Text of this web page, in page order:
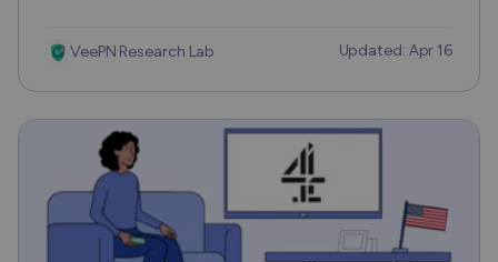
VeePN Research Lab Updated: Apr 16